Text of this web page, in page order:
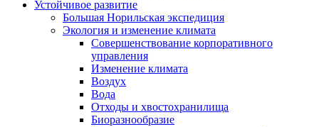
Устойчивое развитие
Большая Норильская экспедиция
Экология и изменение климата
Совершенствование корпоративного
управления
Изменение климата
Воздух
Вода
Отходы и хвостохранилища
Биоразнообразие